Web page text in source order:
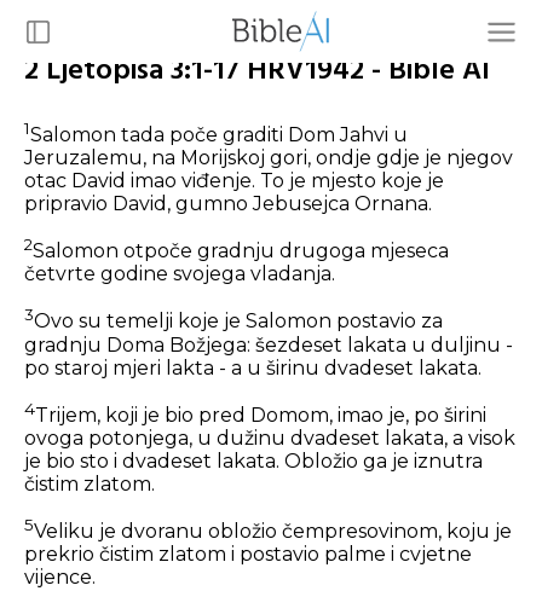
2 Ljetopisa 3:1-17 HRV1942 - Bible AI
1Salomon tada poče graditi Dom Jahvi u
Jeruzalemu, na Morijskoj gori, ondje gdje je njegov
otac David imao viđenje. To je mjesto koje je
pripravio David, gumno Jebusejca Ornana.
2Salomon otpoče gradnju drugoga mjeseca
četvrte godine svojega vladanja.
3Ovo su temelji koje je Salomon postavio za
gradnju Doma Božjega: šezdeset lakata u duljinu -
po staroj mjeri lakta - a u širinu dvadeset lakata.
4Trijem, koji je bio pred Domom, imao je, po širini
ovoga potonjega, u dužinu dvadeset lakata, a visok
je bio sto i dvadeset lakata. Obložio ga je iznutra
čistim zlatom.
5Veliku je dvoranu obložio čempresovinom, koju je
prekrio čistim zlatom i postavio palme i cvjetne
vijence.